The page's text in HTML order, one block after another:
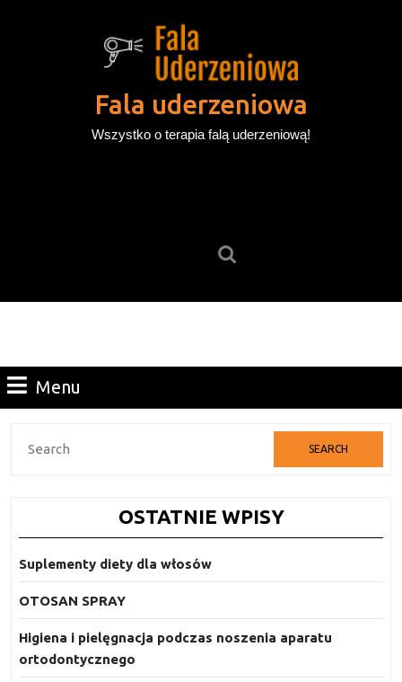
Fala uderzeniowa
Wszystko o terapia falą uderzeniową!
Menu
Search
OSTATNIE WPISY
Suplementy diety dla włosów
OTOSAN SPRAY
Higiena i pielęgnacja podczas noszenia aparatu
ortodontycznego